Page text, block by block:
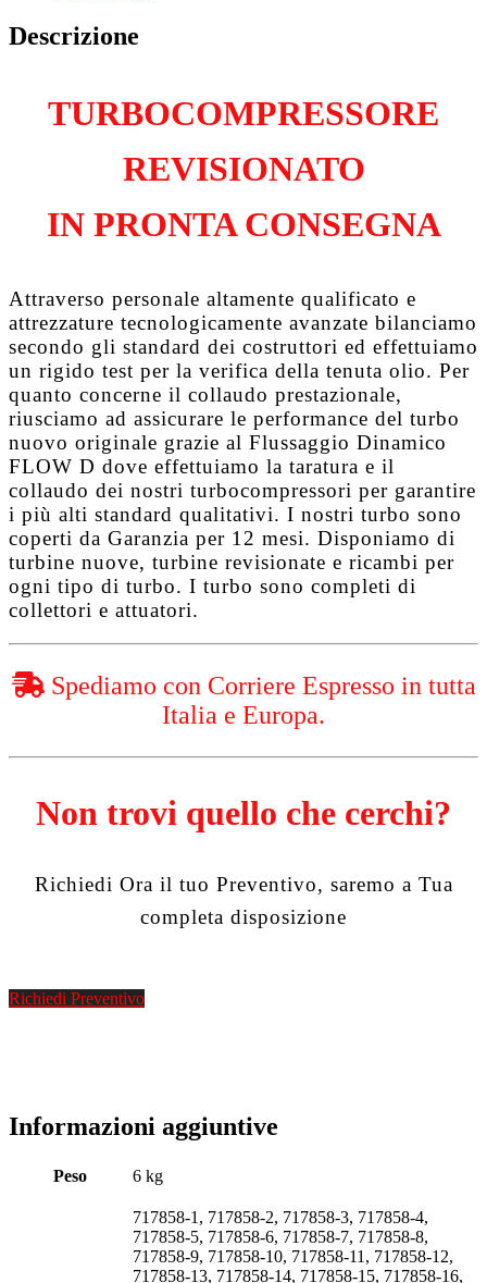
iAVF
quantità
Descrizione
TURBOCOMPRESSORE
REVISIONATO
IN PRONTA CONSEGNA
Attraverso personale altamente qualificato e
attrezzature tecnologicamente avanzate bilanciamo
secondo gli standard dei costruttori ed effettuiamo
un rigido test per la verifica della tenuta olio. Per
quanto concerne il collaudo prestazionale,
riusciamo ad assicurare le performance del turbo
nuovo originale grazie al Flussaggio Dinamico
FLOW D dove effettuiamo la taratura e il
collaudo dei nostri turbocompressori per garantire
i più alti standard qualitativi. I nostri turbo sono
coperti da Garanzia per 12 mesi. Disponiamo di
turbine nuove, turbine revisionate e ricambi per
ogni tipo di turbo. I turbo sono completi di
collettori e attuatori.
Spediamo con Corriere Espresso in tutta
Italia e Europa.
Non trovi quello che cerchi?
Richiedi Ora il tuo Preventivo, saremo a Tua
completa disposizione
Richiedi Preventivo
Informazioni aggiuntive
Peso 6 kg
717858-1, 717858-2, 717858-3, 717858-4,
717858-5, 717858-6, 717858-7, 717858-8,
717858-9, 717858-10, 717858-11, 717858-12,
717858-13, 717858-14, 717858-15, 717858-16,